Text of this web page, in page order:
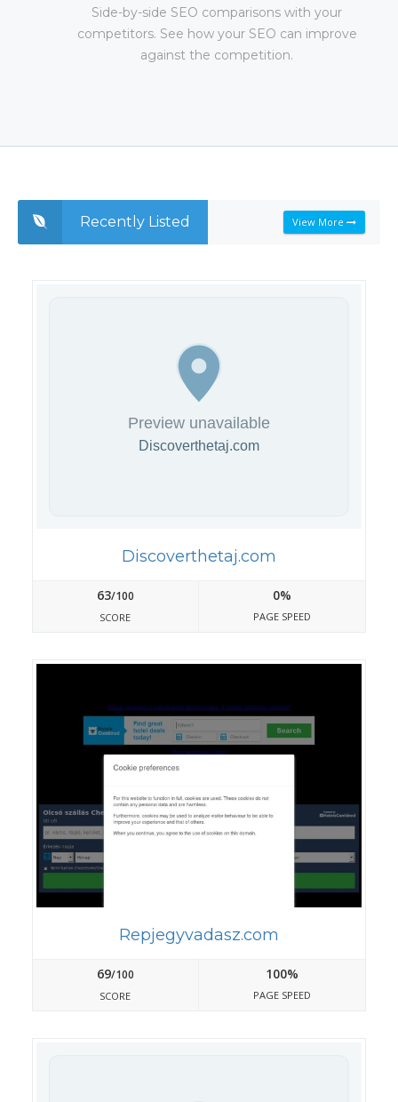
Side-by-side SEO comparisons with your
competitors. See how your SEO can improve
against the competition.
Recently Listed View More
Discoverthetaj.com
63/100
SCORE
0%
PAGE SPEED
Repjegyvadasz.com
69/100
SCORE
100%
PAGE SPEED